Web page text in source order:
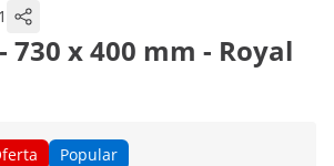
x 400 mm - Royal
Popular